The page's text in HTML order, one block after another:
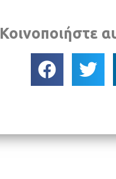
Κοινοποιήστε